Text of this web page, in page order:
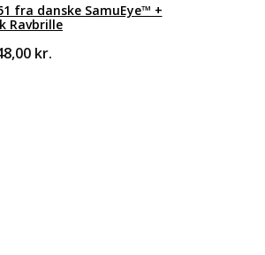
fra danske SamuEye™ +
Ravbrille
kr.